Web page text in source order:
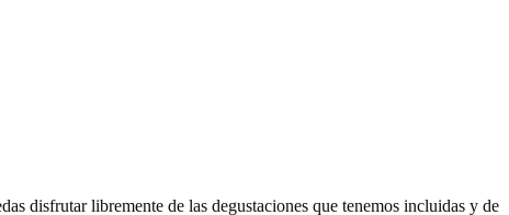
disfrutar libremente de las degustaciones que tenemos incluidas y de